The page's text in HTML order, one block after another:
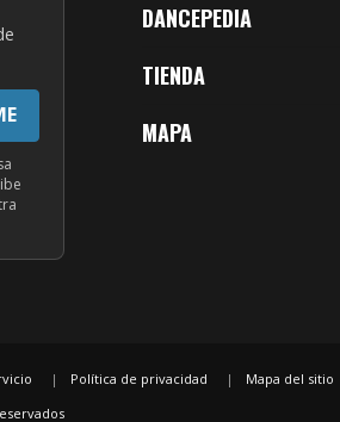
DANCEPEDIA
TIENDA
MAPA
Política de privacidad
Mapa del sitio